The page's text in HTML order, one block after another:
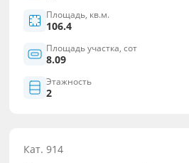
Площадь, кв.м.
106.4
Площадь участка, сот
8.09
Этажность
2
Кат. 914